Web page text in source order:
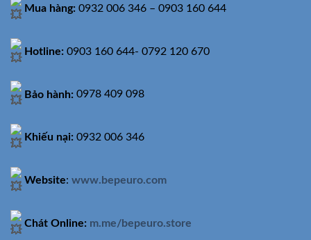
Mua hàng: 0932 006 346 – 0903 160 644
Hotline: 0903 160 644- 0792 120 670
Bảo hành: 0978 409 098
Khiếu nại: 0932 006 346
Website: www.bepeuro.com
Chát Online: m.me/bepeuro.store